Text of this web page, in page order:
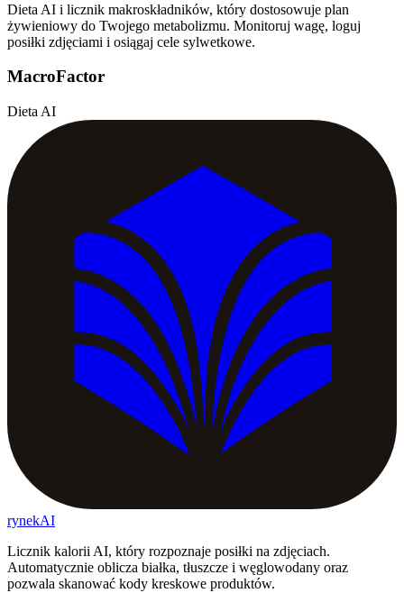
Dieta AI i licznik makroskładników, który dostosowuje plan
żywieniowy do Twojego metabolizmu. Monitoruj wagę, loguj
posiłki zdjęciami i osiągaj cele sylwetkowe.
MacroFactor
Dieta AI
rynekAI
Licznik kalorii AI, który rozpoznaje posiłki na zdjęciach.
Automatycznie oblicza białka, tłuszcze i węglowodany oraz
pozwala skanować kody kreskowe produktów.